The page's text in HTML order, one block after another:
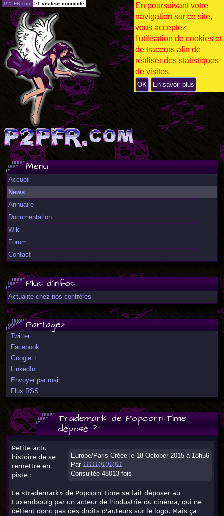
Menu
Accueil
News
Annuaire
Documentation
Wiki
Forum
Contact
Plus d'infos
Actualité chez nos confrères
Partagez
Twitter
Facebook
Google +
LinkedIn
Envoyer par mail
Flux RSS
Trademark de Popcorn-Time
déposé ?
Europe/Paris Créée le 18 October 2015 à 18h56
Par 111110101011
Consultée 48013 fois
Petite actu
histoire de se
remettre en
piste :
Le «Trademark» de Popcorn Time se fait déposer au
Luxembourg par un acteur de l'industrie du cinéma, qui ne
détient donc pas des droits d'auteurs sur le logo. Mais ça
P2PFR.com >1 visiteur connecté
En poursuivant votre
navigation sur ce site,
vous acceptez
l'utilisation de cookies et
de traceurs afin de
réaliser des statistiques
de visites.
OK En savoir plus